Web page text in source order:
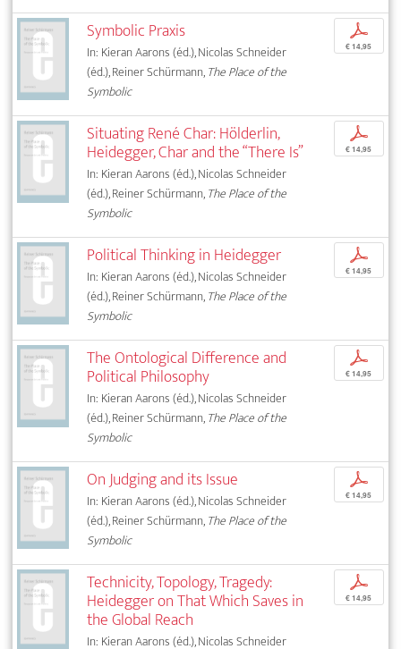
Symbolic Praxis
In: Kieran Aarons (éd.), Nicolas Schneider
(éd.), Reiner Schürmann,The Place of the
Symbolic
p
€ 14,95
Situating René Char: Hölderlin,
Heidegger, Char and the “There Is”
In: Kieran Aarons (éd.), Nicolas Schneider
(éd.), Reiner Schürmann,The Place of the
Symbolic
p
€ 14,95
Political Thinking in Heidegger
In: Kieran Aarons (éd.), Nicolas Schneider
(éd.), Reiner Schürmann,The Place of the
Symbolic
p
€ 14,95
The Ontological Difference and
Political Philosophy
In: Kieran Aarons (éd.), Nicolas Schneider
(éd.), Reiner Schürmann,The Place of the
Symbolic
p
€ 14,95
On Judging and its Issue
In: Kieran Aarons (éd.), Nicolas Schneider
(éd.), Reiner Schürmann,The Place of the
Symbolic
p
€ 14,95
Technicity, Topology, Tragedy:
Heidegger on That Which Saves in
the Global Reach
In: Kieran Aarons (éd.), Nicolas Schneider
p
€ 14,95